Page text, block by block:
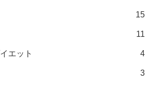
15
11
エット 4
3